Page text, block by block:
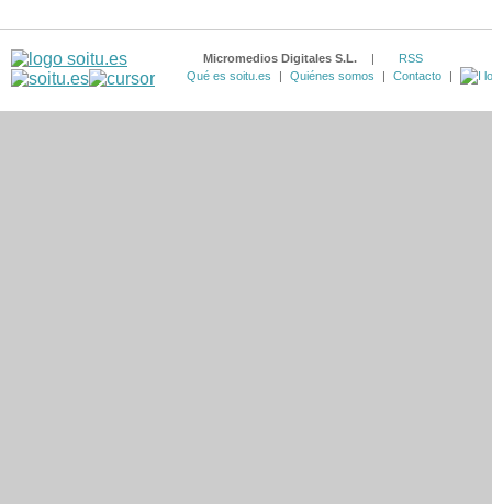
Micromedios Digitales S.L. |
RSS
Qué es soitu.es
| Quiénes somos | Contacto |